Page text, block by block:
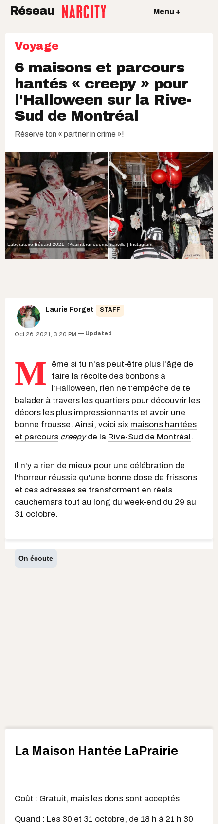
Réseau Menu +
Voyage
6 maisons et parcours
hantés « creepy » pour
l'Halloween sur la Rive-
Sud de Montréal
Réserve ton « partner in crime »!
Laboratoire Bédard 2021 @saintbrunodemontarville | Instagram
Laurie Forget STAFF
Oct 26, 2021, 3:20 PM Updated
M
ême si tu n'as peut-être plus l'âge de
faire la récolte des bonbons à
l'Halloween, rien ne t'empêche de te
balader à travers les quartiers pour découvrir les
décors les plus impressionnants et avoir une
bonne frousse. Ainsi, voici six maisons hantées
et parcours creepyde la Rive-Sud de Montréal.
Il n'y a rien de mieux pour une célébration de
l'horreur réussie qu'une bonne dose de frissons
et ces adresses se transforment en réels
cauchemars tout au long du week-end du 29 au
31 octobre.
On écoute
La Maison Hantée LaPrairie
Coût : Gratuit, mais les dons sont acceptés
Quand : Les 30 et 31 octobre, de 18 h à 21 h 30